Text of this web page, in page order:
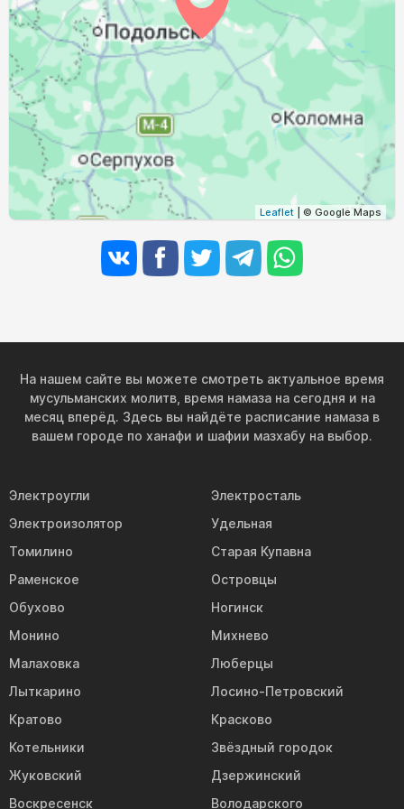
29, Сб 03:20 05:26 12:28 16:15 19:28 21:25
30, Вс 03:23 05:28 12:28 16:13 21:21
31, Пн 03:26 05:30 12:27 16:12 19:23 21:18
Leaflet | © Google Maps
На нашем сайте вы можете смотреть актуальное время
мусульманских молитв, время намаза на сегодня и на
месяц вперёд. Здесь вы найдёте расписание намаза в
вашем городе по ханафи и шафии мазхабу на выбор.
Электроугли
Электросталь
Электроизолятор
Удельная
Томилино
Старая Купавна
Раменское
Островцы
Обухово
Ногинск
Монино
Михнево
Малаховка
Люберцы
Лыткарино
Лосино-Петровский
Кратово
Красково
Котельники
Звёздный городок
Жуковский
Дзержинский
Воскресенск
Володарского